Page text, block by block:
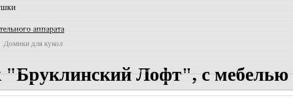
аппарата
Домики для кукол
Лофт", с мебелью